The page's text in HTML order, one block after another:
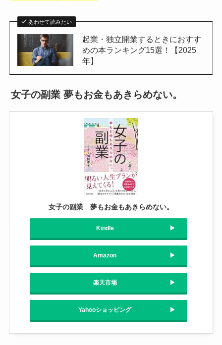
あわせて読みたい
起業・独立開業するときにおすす
めの本ランキング15選！【2025
年】
女子の副業 夢もお金もあきらめない。
女子の副業 夢もお金もあきらめない。
Kindle
Amazon
楽天市場
Yahooショッピング